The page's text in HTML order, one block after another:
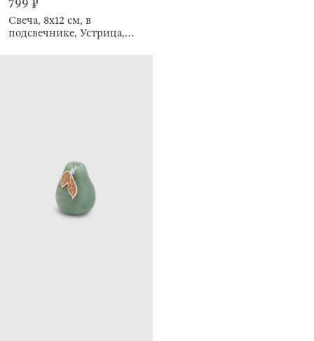
799 ₽
Свеча, 8х12 см, в
подсвечнике, Устрица,